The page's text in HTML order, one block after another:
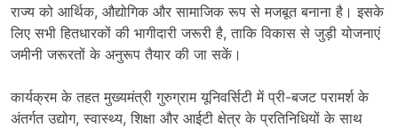
राज्य को आर्थिक, औद्योगिक और सामाजिक रूप से मजबूत बनाना है। इसके
लिए सभी हितधारकों की भागीदारी जरूरी है, ताकि विकास से जुड़ी योजनाएं
जमीनी जरूरतों के अनुरूप तैयार की जा सकें।
कार्यक्रम के तहत मुख्यमंत्री गुरुग्राम यूनिवर्सिटी में प्री-बजट परामर्श के
अंतर्गत उद्योग, स्वास्थ्य, शिक्षा और आईटी क्षेत्र के प्रतिनिधियों के साथ